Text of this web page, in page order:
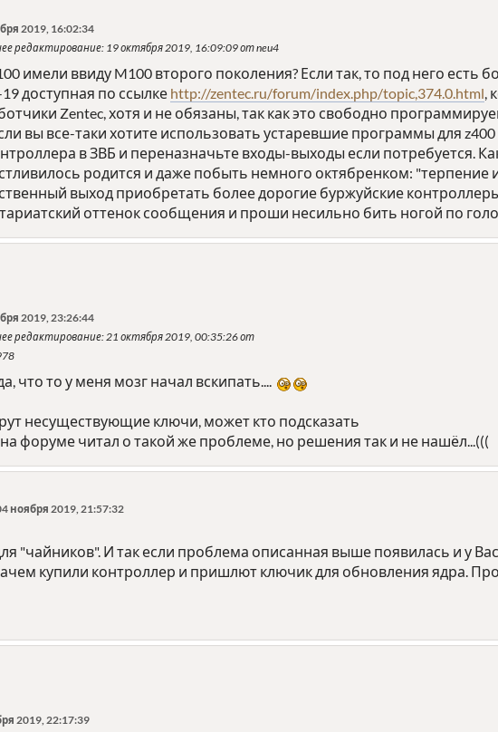
2019, 16:02:34
редактирование: 19 октября 2019, 16:09:09 от neu4
имели ввиду M100 второго поколения? Если так, то под него есть
доступная по ссылке http://zentec.ru/forum/index.php/topic,374.0.html ,
Zentec, хотя и не обязаны, так как это свободно
вы все-таки хотите использовать устаревшие программы для
в ЗВБ и переназначьте входы-выходы если потребуется.
родится и даже побыть немного октябренком: "терпение и
выход приобретать более дорогие буржуйские
оттенок сообщения и проши несильно бить ногой по
2019, 23:26:44
редактирование: 21 октября 2019, 00:35:26 от
что то у меня мозг начал вскипать....
несуществующие ключи, может кто подсказать
на форуме читал о такой же проблеме, но решения так и не нашёл...(((
ноября 2019, 21:57:32
"чайников". И так если проблема описанная выше появилась и у
купили контроллер и пришлют ключик для обновления ядра.
2019, 22:17:39